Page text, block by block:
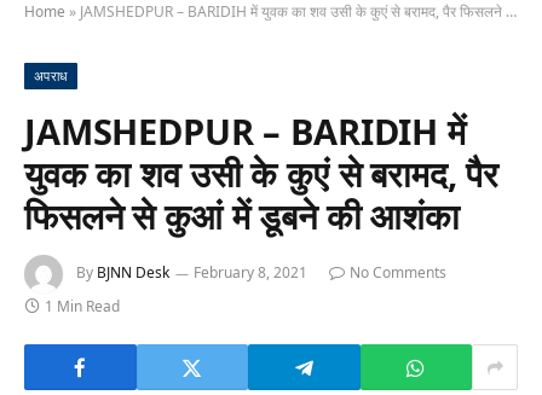
Home » JAMSHEDPUR – BARIDIH में युवक का शव उसी के कुएं से बरामद, पैर फिसलने से कुआं में डूबने की आशंका
अपराध
JAMSHEDPUR – BARIDIH में
युवक का शव उसी के कुएं से बरामद, पैर
फिसलने से कुआं में डूबने की आशंका
By BJNN Desk February 8, 2021
No Comments
1 Min Read